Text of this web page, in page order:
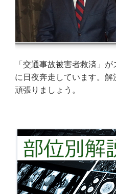
「交通事故被害者救済」
に日夜奔走しています。
頑張りましょう。